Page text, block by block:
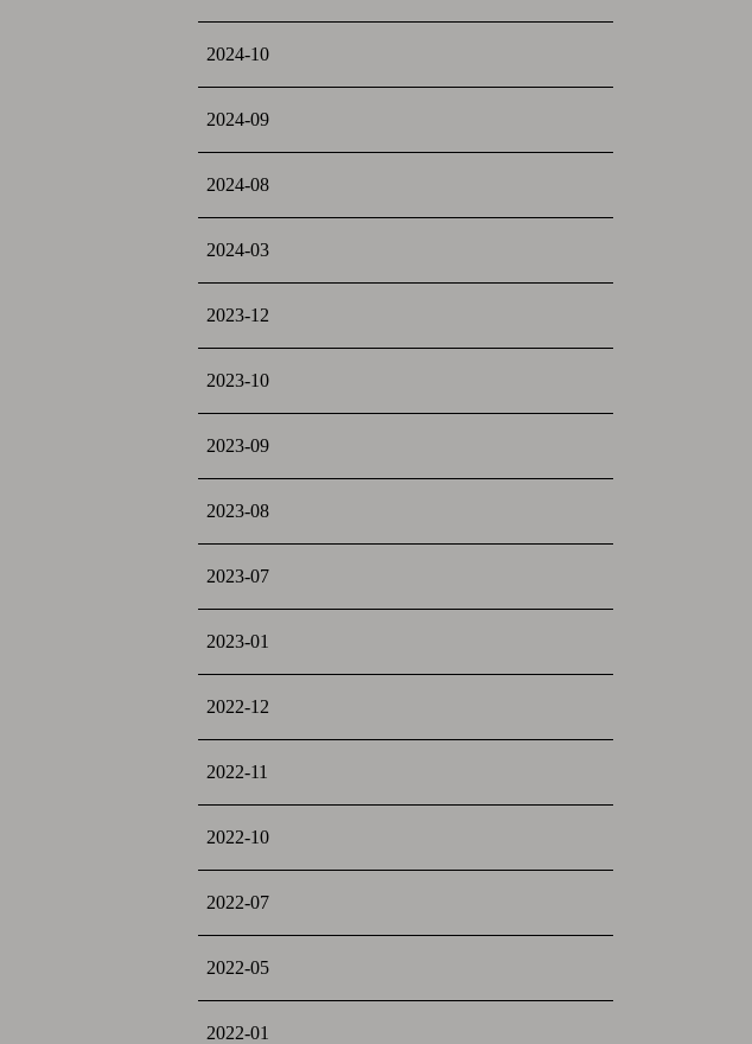
2024-10
2024-09
2024-08
2024-03
2023-12
2023-10
2023-09
2023-08
2023-07
2023-01
2022-12
2022-11
2022-10
2022-07
2022-05
2022-01